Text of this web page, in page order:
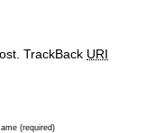
TrackBack URI
(required)